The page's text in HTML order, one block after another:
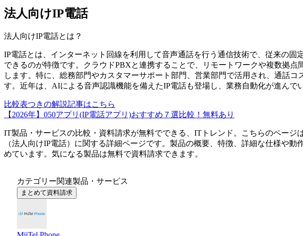
法人向けIP電話
法人向けIP電話とは？
IP電話とは、インターネット回線を利用して音声通話を行う通信技術で、従来の固
できるのが特徴です。クラウドPBXと連携することで、リモートワークや複数拠点
します。特に、総務部門やカスタマーサポート部門、営業部門で活用され、通話コ
す。近年は、AIによる音声認識機能を備えたIP電話も登場し、業務自動化が進んで
比較表つきの解説記事はこちら
【2026年】050アプリ(IP電話アプリ)おすすめ７選比較！無料あり
IT製品・サービスの比較・資料請求が無料でできる、ITトレンド。こちらのページは
（法人向けIP電話）に関する詳細ページです。製品の概要、特徴、詳細な仕様や動
めています。気になる製品は無料で資料請求できます。
カテゴリー関連製品・サービス
まとめて資料請求